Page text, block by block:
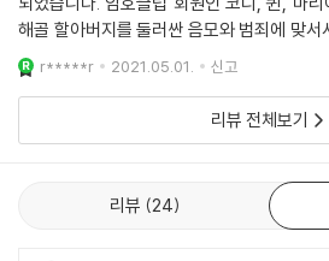
해골 할아버지를 둘러싼 음모와 범죄에 맞서
서는 문자부호식 암호, 지문자, 모스부호, 카
등을 이용해
r*****r 2021.05.01. 신고
리뷰 전체보기
리뷰 24